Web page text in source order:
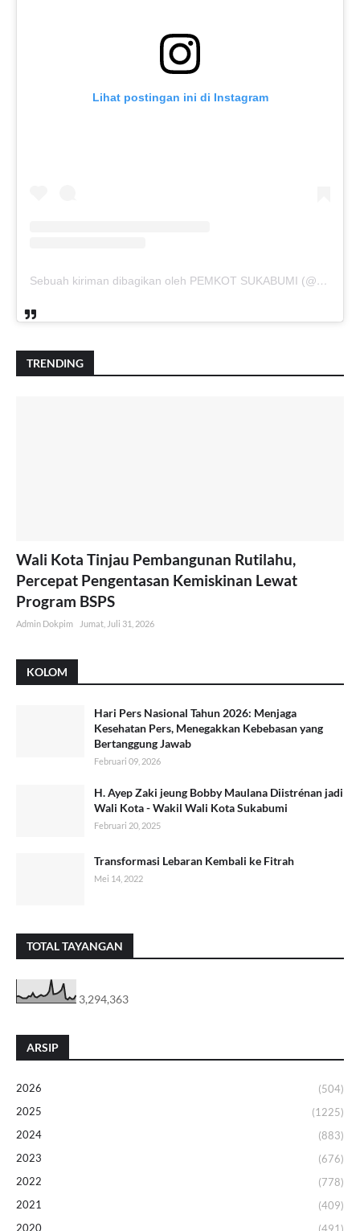
Lihat postingan ini di Instagram
Sebuah kiriman dibagikan oleh PEMKOT SUKABUMI (@pemkotsukabumi_)
TRENDING
Wali Kota Tinjau Pembangunan Rutilahu,
Percepat Pengentasan Kemiskinan Lewat
Program BSPS
Admin Dokpim Jumat, Juli 31, 2026
KOLOM
Hari Pers Nasional Tahun 2026: Menjaga
Kesehatan Pers, Menegakkan Kebebasan yang
Bertanggung Jawab
Februari 09, 2026
H. Ayep Zaki jeung Bobby Maulana Diistrénan jadi
Wali Kota - Wakil Wali Kota Sukabumi
Februari 20, 2025
Transformasi Lebaran Kembali ke Fitrah
Mei 14, 2022
TOTAL TAYANGAN
3,294,363
ARSIP
2026
(504)
2025
(1225)
2024
(883)
2023
(676)
2022
(778)
2021
(409)
2020